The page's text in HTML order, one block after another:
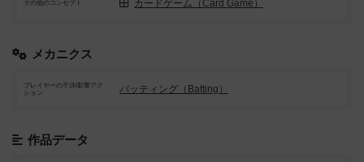
その他のコンセプト カードゲーム（Card Game）
メカニクス
プレイヤーの干渉/影響アク
ション
バッティング（Batting）
作品データ